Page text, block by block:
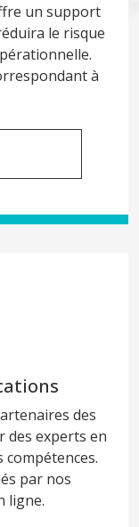
un support
le risque
à
des
des experts en
par nos
ligne.